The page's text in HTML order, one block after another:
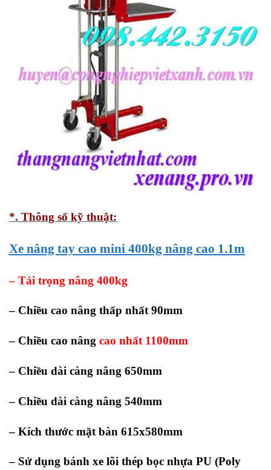
*. Thông số kỹ thuật:
Xe nâng tay cao mini 400kg nâng cao 1.1m
– Tải trọng nâng 400kg
– Chiều cao nâng thấp nhất 90mm
– Chiều cao nâng cao nhất 1100mm
– Chiều dài càng nâng 650mm
– Chiều dài càng nâng 540mm
– Kích thước mặt bàn 615x580mm
– Sử dụng bánh xe lõi thép bọc nhựa PU (Poly